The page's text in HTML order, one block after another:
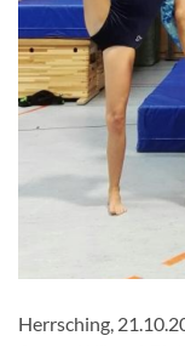
Herrsching,